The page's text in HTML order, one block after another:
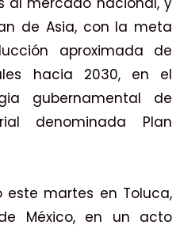
de Asia, con la meta
aproximada de
hacia 2030, en el
gubernamental de
denominada Plan
este martes en Toluca,
México, en un acto